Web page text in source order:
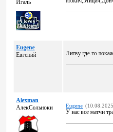
Игаль
Eugene
Евгений
Литву где-то
Alexman
АлекСольноки
Eugene
У нас все матчи